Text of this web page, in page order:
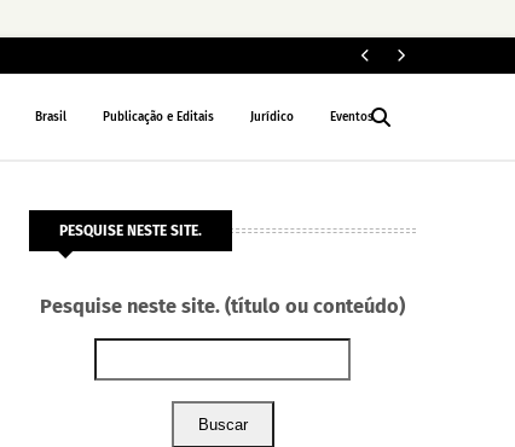
Brasil Publicação e Editais Jurídico Eventos
PESQUISE NESTE SITE.
Pesquise neste site. (título ou conteúdo)
Buscar